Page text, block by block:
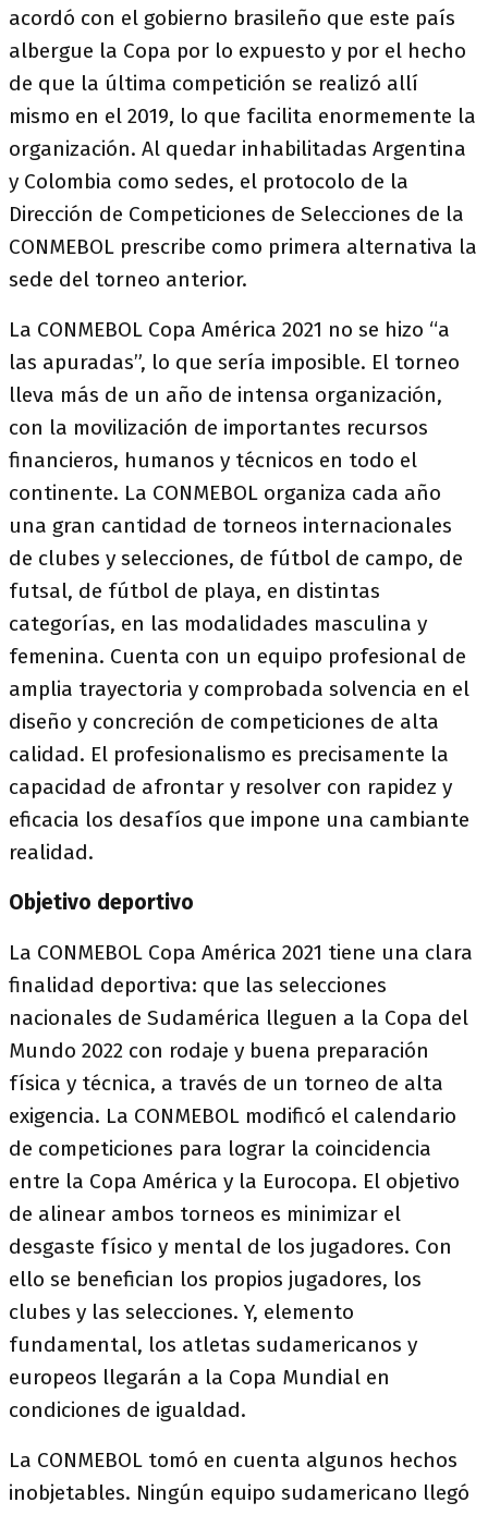
acordó con el gobierno brasileño que este país
albergue la Copa por lo expuesto y por el hecho
de que la última competición se realizó allí
mismo en el 2019, lo que facilita enormemente la
organización. Al quedar inhabilitadas Argentina
y Colombia como sedes, el protocolo de la
Dirección de Competiciones de Selecciones de la
CONMEBOL prescribe como primera alternativa la
sede del torneo anterior.
La CONMEBOL Copa América 2021 no se hizo “a
las apuradas”, lo que sería imposible. El torneo
lleva más de un año de intensa organización,
con la movilización de importantes recursos
financieros, humanos y técnicos en todo el
continente. La CONMEBOL organiza cada año
una gran cantidad de torneos internacionales
de clubes y selecciones, de fútbol de campo, de
futsal, de fútbol de playa, en distintas
categorías, en las modalidades masculina y
femenina. Cuenta con un equipo profesional de
amplia trayectoria y comprobada solvencia en el
diseño y concreción de competiciones de alta
calidad. El profesionalismo es precisamente la
capacidad de afrontar y resolver con rapidez y
eficacia los desafíos que impone una cambiante
realidad.
Objetivo deportivo
La CONMEBOL Copa América 2021 tiene una clara
finalidad deportiva: que las selecciones
nacionales de Sudamérica lleguen a la Copa del
Mundo 2022 con rodaje y buena preparación
física y técnica, a través de un torneo de alta
exigencia. La CONMEBOL modificó el calendario
de competiciones para lograr la coincidencia
entre la Copa América y la Eurocopa. El objetivo
de alinear ambos torneos es minimizar el
desgaste físico y mental de los jugadores. Con
ello se benefician los propios jugadores, los
clubes y las selecciones. Y, elemento
fundamental, los atletas sudamericanos y
europeos llegarán a la Copa Mundial en
condiciones de igualdad.
La CONMEBOL tomó en cuenta algunos hechos
inobjetables. Ningún equipo sudamericano llegó